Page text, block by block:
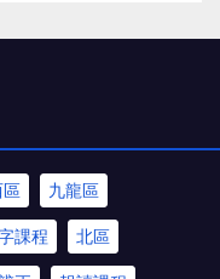
區 九龍區
課程 北區